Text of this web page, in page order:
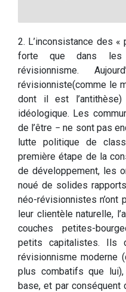
2. L’inconsistance des «
forte que dans les
révisionnisme.
révisionniste(comme le
dont il est l’antithèse)
idéologique. Les
de l’être − ne sont pas
lutte politique de
première étape de la
de développement, les
noué de solides
néo-révisionnistes
leur clientèle naturelle,
couches petites-
petits capitalistes. Ils
révisionnisme moderne
plus combatifs que
base, et par